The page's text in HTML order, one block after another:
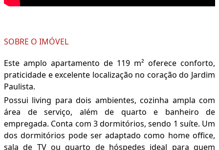
SOBRE O IMÓVEL
Este amplo apartamento de 119 m² oferece conforto,
praticidade e excelente localização no coração do Jardim
Paulista.
Possui living para dois ambientes, cozinha ampla com
área de serviço, além de quarto e banheiro de
empregada. Conta com 3 dormitórios, sendo 1 suíte. Um
dos dormitórios pode ser adaptado como home office,
sala de TV ou quarto de hóspedes ideal para quem